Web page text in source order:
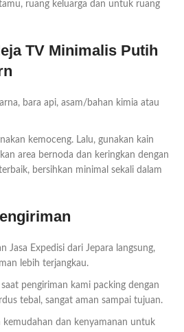
ruang keluarga dan untuk ruang
TV Minimalis Putih
bara api, asam/bahan kimia atau
kemoceng. Lalu, gunakan kain
area bernoda dan keringkan dengan
bersihkan minimal sekali dalam
Jasa Expedisi dari Jepara langsung,
lebih terjangkau.
pengiriman kami packing dengan
tebal, sangat aman sampai tujuan.
kemudahan dan kenyamanan untuk